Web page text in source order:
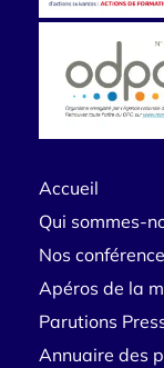
Accueil
Qui sommes-
Nos
Apéros de la
Parutions
Annuaire des